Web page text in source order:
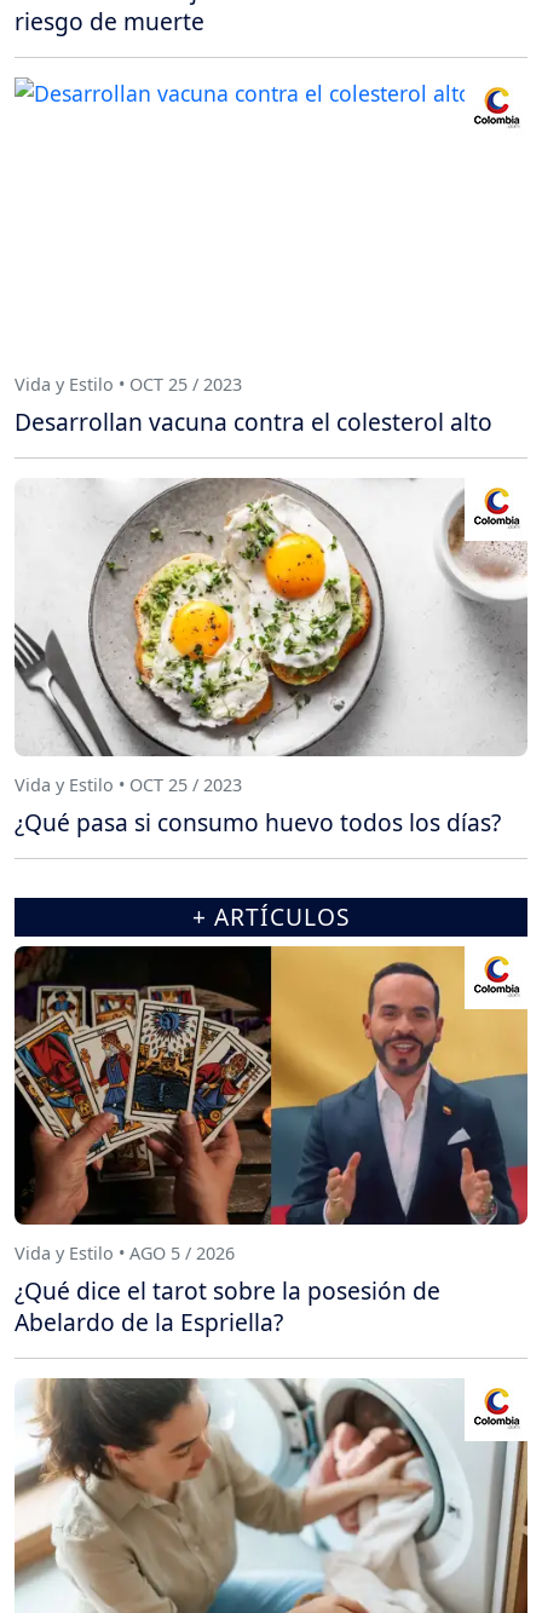
riesgo de muerte
Vida y Estilo • OCT 25 / 2023
Desarrollan vacuna contra el colesterol alto
Vida y Estilo • OCT 25 / 2023
¿Qué pasa si consumo huevo todos los días?
+ ARTÍCULOS
Vida y Estilo • AGO 5 / 2026
¿Qué dice el tarot sobre la posesión de
Abelardo de la Espriella?